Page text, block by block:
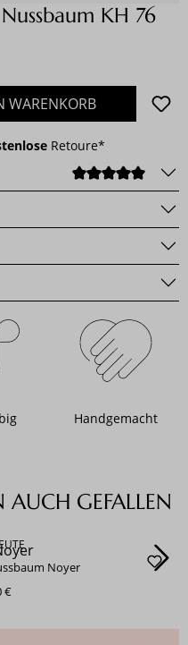
KH 76
gewünschten
WARENKORB
Retoure*
Handgemacht
GEFALLEN
Noyer
€